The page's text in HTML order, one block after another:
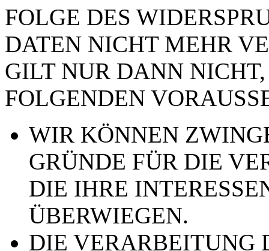
FOLGE DES
DATEN NICHT MEHR
GILT NUR DANN
FOLGENDEN
WIR KÖNNEN
GRÜNDE FÜR DIE
DIE IHRE
ÜBERWIEGEN.
DIE VERARBEITUNG